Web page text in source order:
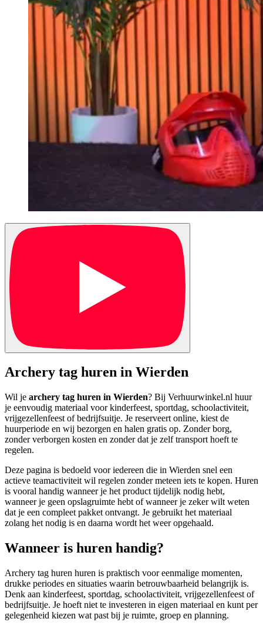
Archery tag huren in Wierden
Wil je archery tag huren in Wierden? Bij Verhuurwinkel.nl huur
je eenvoudig materiaal voor kinderfeest, sportdag, schoolactiviteit,
vrijgezellenfeest of bedrijfsuitje. Je reserveert online, kiest de
huurperiode en wij bezorgen en halen gratis op. Zonder borg,
zonder verborgen kosten en zonder dat je zelf transport hoeft te
regelen.
Deze pagina is bedoeld voor iedereen die in Wierden snel een
actieve teamactiviteit wil regelen zonder meteen iets te kopen. Huren
is vooral handig wanneer je het product tijdelijk nodig hebt,
wanneer je geen opslagruimte hebt of wanneer je zeker wilt weten
dat je een compleet pakket ontvangt. Je gebruikt het materiaal
zolang het nodig is en daarna wordt het weer opgehaald.
Wanneer is huren handig?
Archery tag huren huren is praktisch voor eenmalige momenten,
drukke periodes en situaties waarin betrouwbaarheid belangrijk is.
Denk aan kinderfeest, sportdag, schoolactiviteit, vrijgezellenfeest of
bedrijfsuitje. Je hoeft niet te investeren in eigen materiaal en kunt per
gelegenheid kiezen wat past bij je ruimte, groep en planning.